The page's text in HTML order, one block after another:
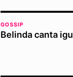
GOSSIP
Belinda canta